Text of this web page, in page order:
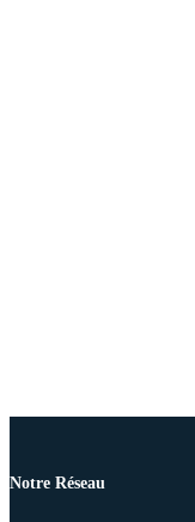
Notre Réseau